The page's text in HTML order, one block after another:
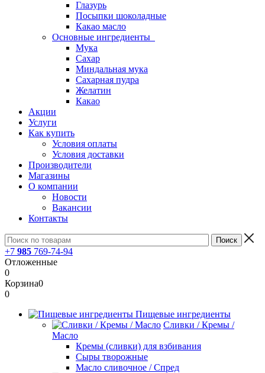
Глазурь
Посыпки шоколадные
Какао масло
Основные ингредиенты
Мука
Сахар
Миндальная мука
Сахарная пудра
Желатин
Какао
Акции
Услуги
Как купить
Условия оплаты
Условия доставки
Производители
Магазины
О компании
Новости
Вакансии
Контакты
+7 985 769-74-94
Отложенные
0
Корзина0
0
Пищевые ингредиенты
Сливки / Кремы /
Масло
Кремы (сливки) для взбивания
Сыры творожные
Масло сливочное / Спред